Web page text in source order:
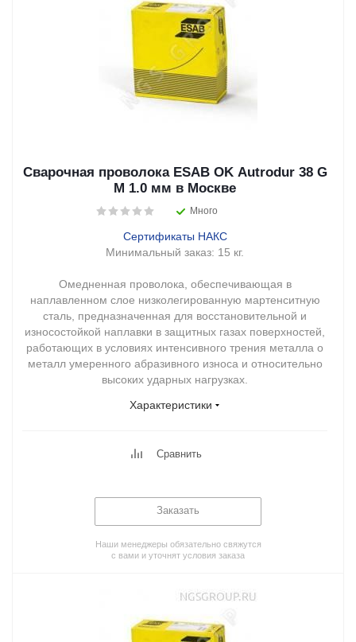
Сварочная проволока ESAB OK Autrodur 38 G
M 1.0 мм в Москве
Много
Сертификаты НАКС
Минимальный заказ: 15 кг.
Омедненная проволока, обеспечивающая в
наплавленном слое низколегированную мартенситную
сталь, предназначенная для восстановительной и
износостойкой наплавки в защитных газах поверхностей,
работающих в условиях интенсивного трения металла о
металл умеренного абразивного износа и относительно
высоких ударных нагрузках.
Характеристики
Сравнить
Заказать
Наши менеджеры обязательно свяжутся
с вами и уточнят условия заказа